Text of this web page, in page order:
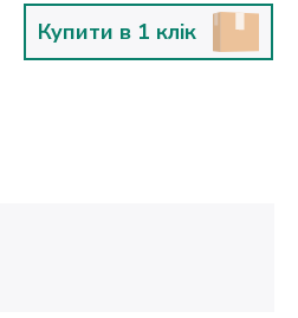
Купити в 1 клік